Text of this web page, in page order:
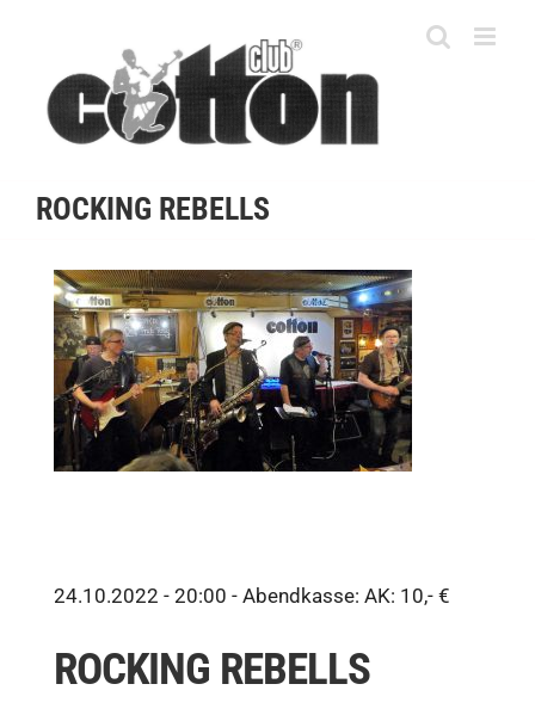
content
ROCKING REBELLS
24.10.2022 - 20:00 - Abendkasse: AK: 10,- €
ROCKING REBELLS